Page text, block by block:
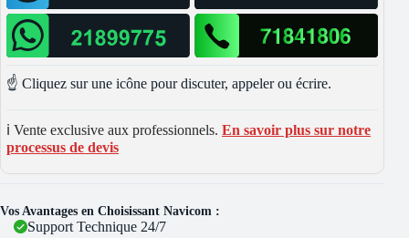
☝️ Cliquez sur une icône pour discuter, appeler ou écrire.
ℹ️ Vente exclusive aux professionnels. En savoir plus sur notre
processus de devis
Vos Avantages en Choisissant Navicom :
Support Technique 24/7